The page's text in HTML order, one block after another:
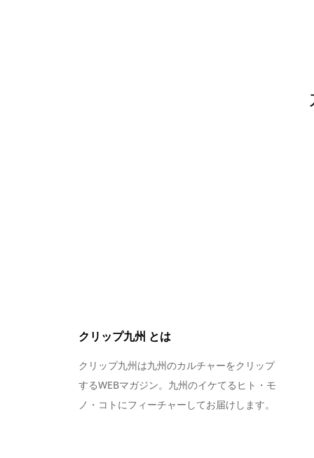
クリップ九州 とは
クリップ九州は九州のカルチャーをクリップ
するWEBマガジン。九州のイケてるヒト・モ
ノ・コトにフィーチャーしてお届けします。